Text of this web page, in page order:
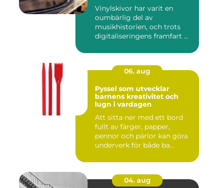
Vinylskivor har varit en
oumbärlig del av
musikhistorien, och trots
digitaliseringens framfart ...
06. aug
Pyssel som utvecklar
barnens kreativitet och
lugn i vardagen
Att sitta ner med ett bord
fullt av färger, papper,
pennor och pärlor kan göra
underverk för både ba...
04. aug